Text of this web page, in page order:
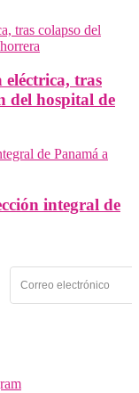
eléctrica, tras
del hospital de
integral de